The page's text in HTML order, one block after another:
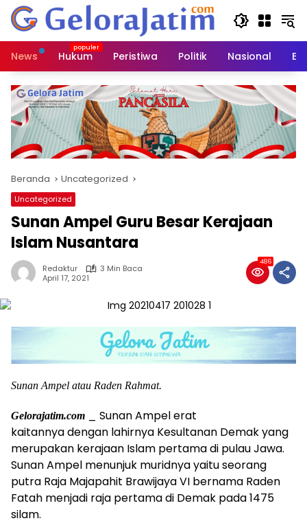
Langsung
konten
News
Hukum Peristiwa Politik Nasional
Beranda Uncategorized
Uncategorized
Sunan Ampel Guru Besar Kerajaan
Islam Nusantara
Redaktur
3 Min Baca
April 17, 2021
486
Sunan Ampel atau Raden Rahmat.
Gelorajatim.com
_ Sunan Ampel erat
kaitannya dengan lahirnya Kesultanan Demak yang
merupakan kerajaan Islam pertama di pulau Jawa.
Sunan Ampel menunjuk muridnya yaitu seorang
putra Raja Majapahit Brawijaya VI bernama Raden
Fatah menjadi raja pertama di Demak pada 1475
silam.